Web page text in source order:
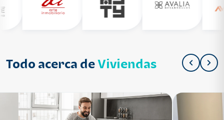
Todo acerca deViviendas